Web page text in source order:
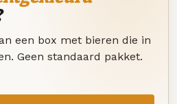
een box met bieren die in
Geen standaard pakket.